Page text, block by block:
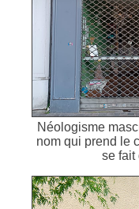
Néologisme
nom qui prend le
se fait